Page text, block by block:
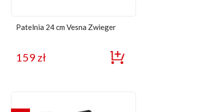
Patelnia 24 cm Vesna Zwieger
159zł